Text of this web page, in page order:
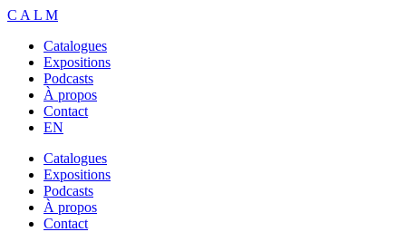
C A L M
Catalogues
Expositions
Podcasts
À propos
Contact
EN
Catalogues
Expositions
Podcasts
À propos
Contact